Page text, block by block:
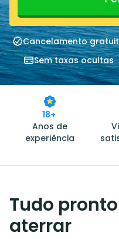
Cancelamento
Sem taxas ocultas
18+
Anos de
experiência
Tudo
aterrar